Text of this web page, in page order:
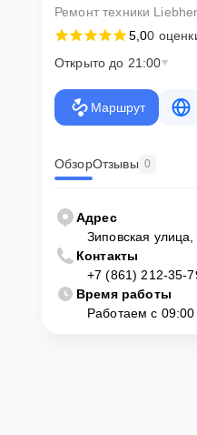
Ремонт техники
5,00
Открыто до 21:00
Маршрут
ОбзорОтзывы 0
Адрес
Зиповская улица,
Контакты
+7 (861) 212-35-
Время работы
Работаем с